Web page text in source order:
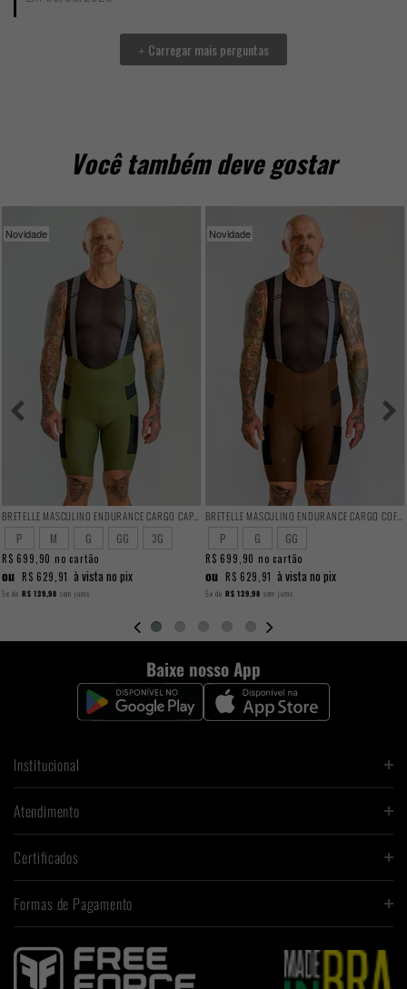
+ Carregar mais perguntas
Você também deve gostar
Novidade
P M G GG 3G
R$ 699,90 no cartão
ou R$ 629,91 à vista no pix
5x de R$ 139,98 sem juros
Novidade
P G GG
R$ 699,90 no cartão
ou R$ 629,91 à vista no pix
5x de R$ 139,98 sem juros
Baixe nosso App
Institucional
Atendimento
Certificados
Formas de Pagamento